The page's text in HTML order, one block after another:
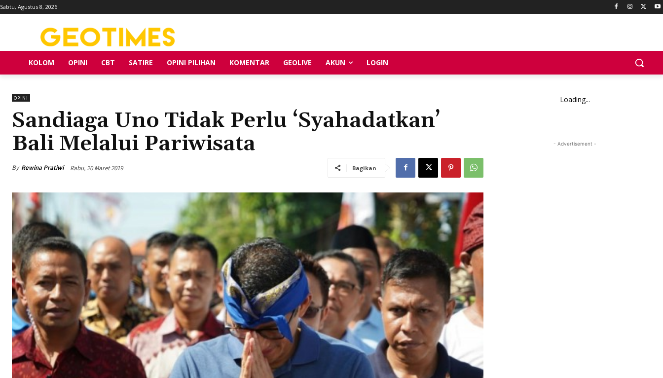
Sabtu, Agustus 8, 2026
KOLOM OPINI CBT SATIRE OPINI PILIHAN KOMENTAR GEOLIVE AKUN LOGIN
OPINI
Sandiaga Uno Tidak Perlu ‘Syahadatkan’
Bali Melalui Pariwisata
By Rewina Pratiwi Rabu, 20 Maret 2019 Bagikan
Loading...
- Advertisement -